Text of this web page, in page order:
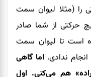
را (مثلا لیوان سمت
حرکتی از شما صادر
است تا لیوان سمت
ندادی. اما گاهی
هم می‌کنی. اول